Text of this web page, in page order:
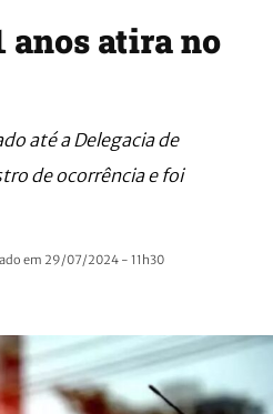
anos atira no
até a Delegacia de
de ocorrência e foi
em 29/07/2024 - 11h30